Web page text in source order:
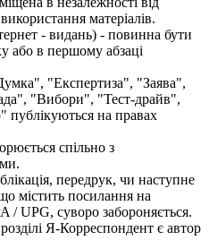
матеріалів.
- видань) - повинна бути
або в першому абзаці
"Експертиза", "Заява",
"Вибори", "Тест-драйв",
на правах
спільно з
передрук, чи наступне
містить посилання на
/ UPG, суворо забороняється.
Я-Корреспондент є автор